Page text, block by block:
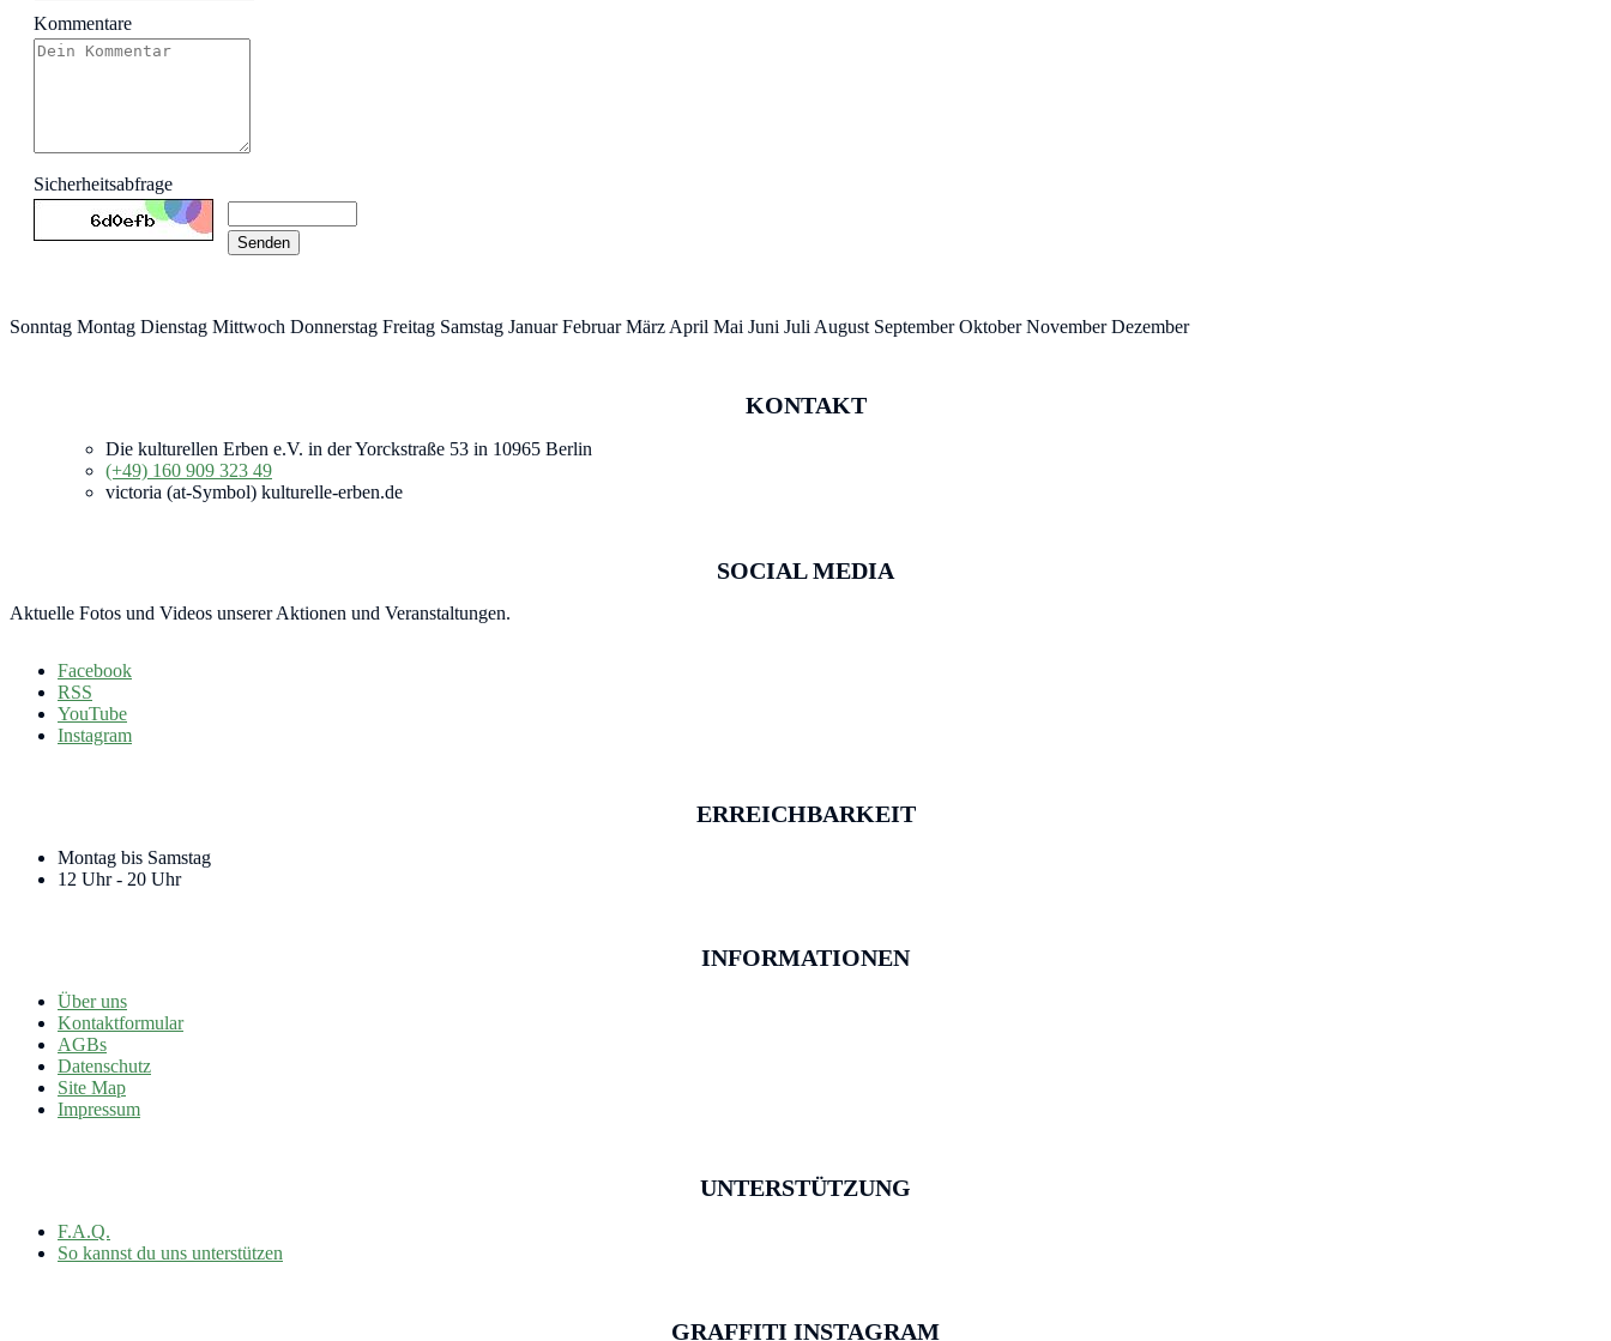
Kommentare
Sicherheitsabfrage
Senden
Sonntag Montag Dienstag Mittwoch Donnerstag Freitag Samstag Januar Februar März April Mai Juni Juli August September Oktober November Dezember
KONTAKT
Die kulturellen Erben e.V. in der Yorckstraße 53 in 10965 Berlin
(+49) 160 909 323 49
victoria (at-Symbol) kulturelle-erben.de
SOCIAL MEDIA
Aktuelle Fotos und Videos unserer Aktionen und Veranstaltungen.
Facebook
RSS
YouTube
Instagram
ERREICHBARKEIT
Montag bis Samstag
12 Uhr - 20 Uhr
INFORMATIONEN
Über uns
Kontaktformular
AGBs
Datenschutz
Site Map
Impressum
UNTERSTÜTZUNG
F.A.Q.
So kannst du uns unterstützen
GRAFFITI INSTAGRAM